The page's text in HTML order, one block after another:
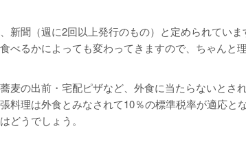
聞（週に2回以上発行のもの）と定められていま
べるかによっても変わってきますので、ちゃんと
麦の出前・宅配ピザなど、外食に当たらないとさ
理は外食とみなされて10％の標準税率が適応とな
どうでしょう。